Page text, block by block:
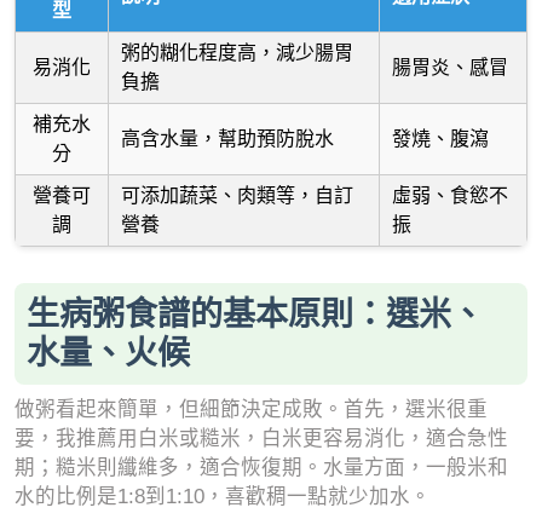
型
易消化
粥的糊化程度高，減少腸胃
負擔
腸胃炎、感冒
補充水
分
高含水量，幫助預防脫水 發燒、腹瀉
營養可
調
可添加蔬菜、肉類等，自訂
營養
虛弱、食慾不
振
生病粥食譜的基本原則：選米、
水量、火候
做粥看起來簡單，但細節決定成敗。首先，選米很重
要，我推薦用白米或糙米，白米更容易消化，適合急性
期；糙米則纖維多，適合恢復期。水量方面，一般米和
水的比例是1:8到1:10，喜歡稠一點就少加水。